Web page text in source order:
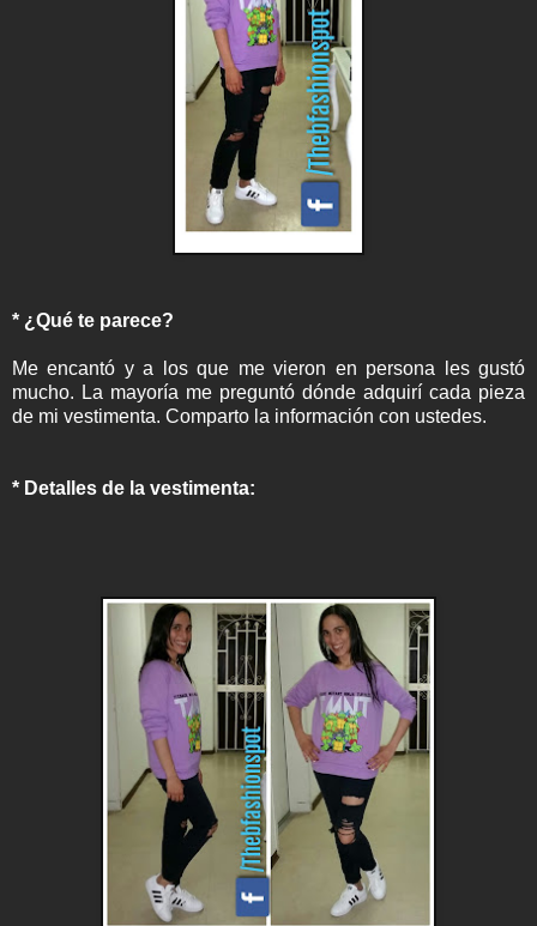
* ¿Qué te parece?
Me encantó y a los que me vieron en persona les gustó
mucho. La mayoría me preguntó dónde adquirí cada pieza
de mi vestimenta. Comparto la información con ustedes.
* Detalles de la vestimenta: